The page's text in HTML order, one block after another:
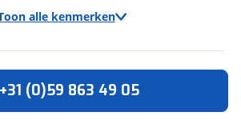
alle kenmerken
+31 (0)59 863 49 05